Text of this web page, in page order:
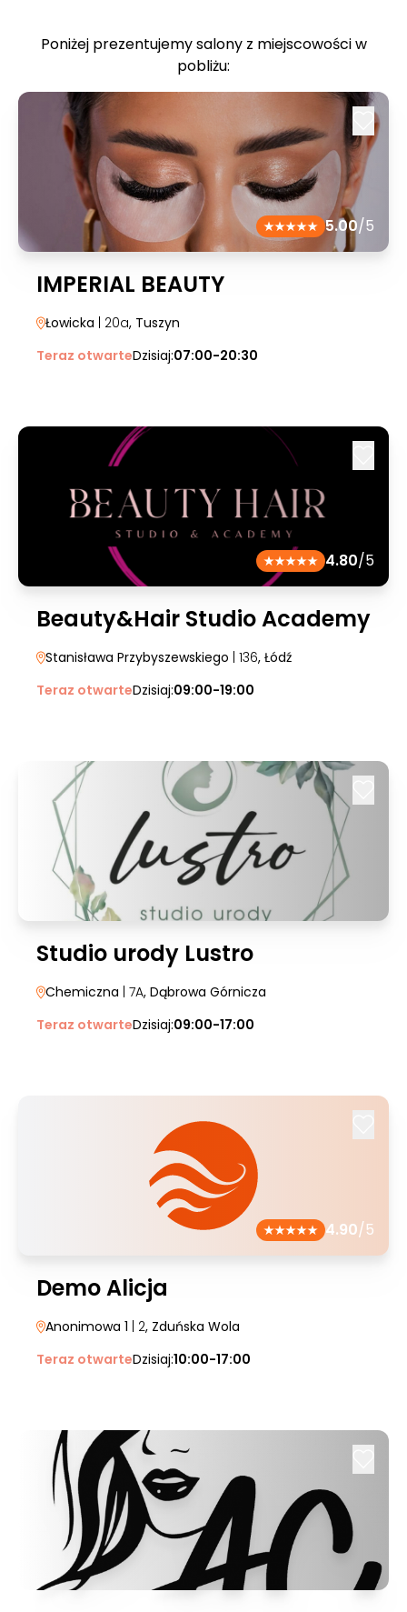
Poniżej prezentujemy salony z miejscowości w
pobliżu:
5.00/5
IMPERIAL BEAUTY
Łowicka | 20a, Tuszyn
Teraz otwarteDzisiaj:07:00-20:30
4.80/5
Beauty&Hair Studio Academy
Stanisława Przybyszewskiego | 136, Łódź
Teraz otwarteDzisiaj:09:00-19:00
Studio urody Lustro
Chemiczna | 7A, Dąbrowa Górnicza
Teraz otwarteDzisiaj:09:00-17:00
4.90/5
Demo Alicja
Anonimowa 1 | 2, Zduńska Wola
Teraz otwarteDzisiaj:10:00-17:00